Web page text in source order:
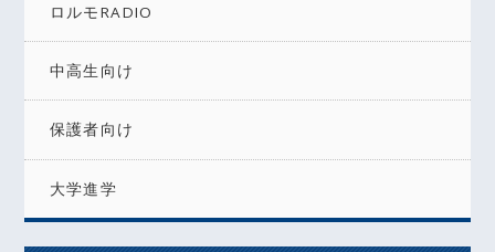
ロルモRADIO
中高生向け
保護者向け
大学進学